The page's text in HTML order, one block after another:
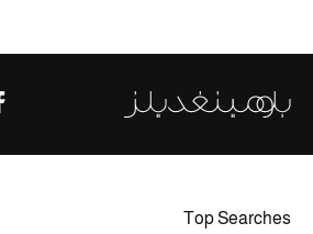
Top Searches